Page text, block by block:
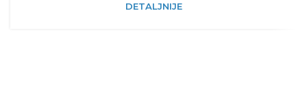
DETALJNIJE